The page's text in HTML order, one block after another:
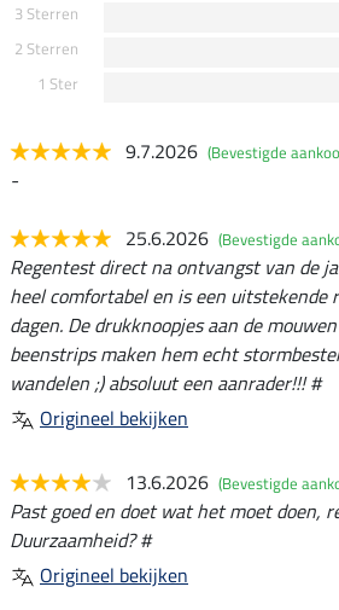
3 Sterren
2 Sterren
1 Ster
9.7.2026 (Bevestigde
-
25.6.2026 (Bevestigde
Regentest direct na ontvangst van de
heel comfortabel en is een uitstekende
dagen. De drukknoopjes aan de
beenstrips maken hem echt
wandelen ;) absoluut een aanrader!!! #
Origineel bekijken
13.6.2026 (Bevestigde
Past goed en doet wat het moet doen,
Duurzaamheid? #
Origineel bekijken